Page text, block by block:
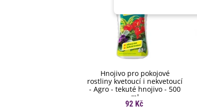
Hnojivo pro pokojové
rostliny kvetoucí i nekvetoucí
- Agro - tekuté hnojivo - 500
ml
92 Kč